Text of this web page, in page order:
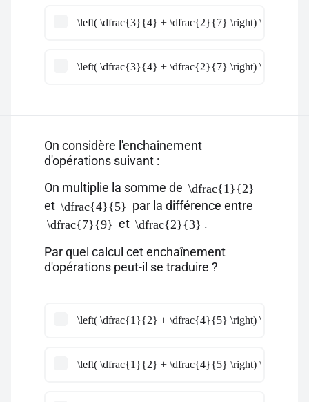
\left( \dfrac{3}{4} + \dfrac{2}{7} \right) \times
\left( \dfrac{3}{4} + \dfrac{2}{7} \right) \times
On considère l'enchaînement
d'opérations suivant :
On multiplie la somme de \dfrac{1}{2}
et \dfrac{4}{5} par la différence entre
\dfrac{7}{9} et \dfrac{2}{3} .
Par quel calcul cet enchaînement
d'opérations peut-il se traduire ?
\left( \dfrac{1}{2} + \dfrac{4}{5} \right) \div \left(
\left( \dfrac{1}{2} + \dfrac{4}{5} \right) \times